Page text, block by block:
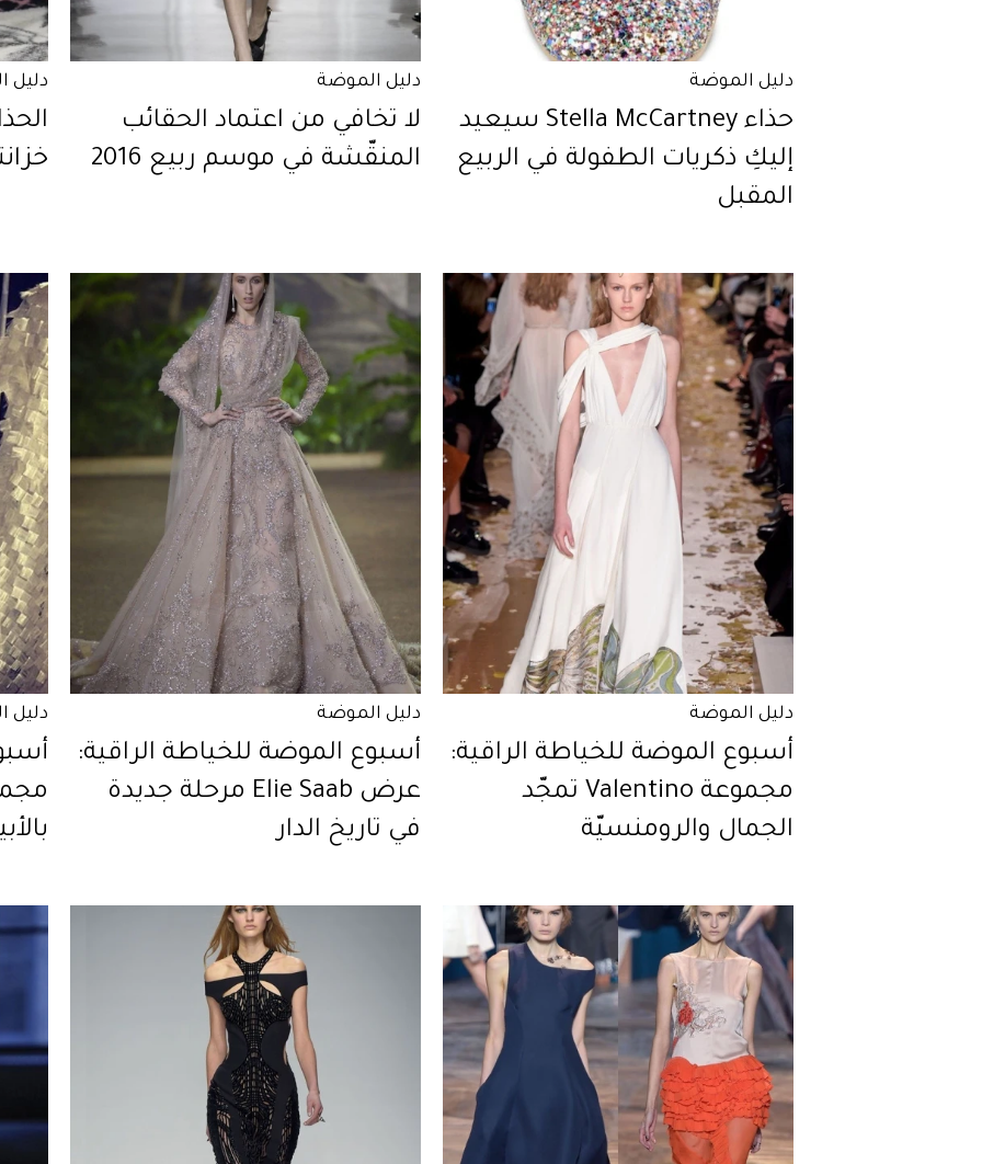
دليل الموضة
حذاء Stella McCartney سيعيد
إليكِ ذكريات الطفولة في الربيع
المقبل
دليل الموضة
لا تخافي من اعتماد الحقائب
المنقّشة في موسم ربيع 2016
دليل
دليل الموضة
أسبوع الموضة للخياطة الراقية:
مجموعة Valentino تمجّد
الجمال والرومنسيّة
دليل الموضة
أسبوع الموضة للخياطة الراقية:
عرض Elie Saab مرحلة جديدة
في تاريخ الدار
دليل